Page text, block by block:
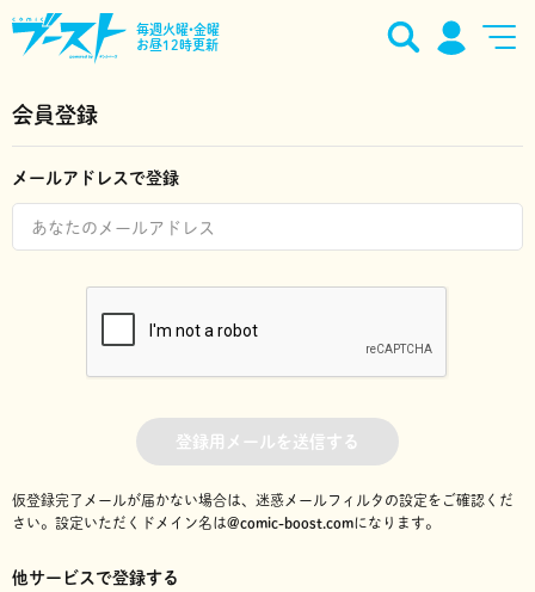
毎週火曜•金曜
お昼12時更新
会員登録
メールアドレスで登録
登録用メールを送信する
仮登録完了メールが届かない場合は、迷惑メールフィルタの設定をご確認くだ
さい。 設定いただくドメイン名は@comic-boost.comになります。
他サービスで登録する